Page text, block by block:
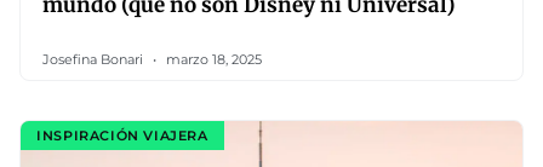
Josefina Bonari marzo 18, 2025
INSPIRACIÓN VIAJERA